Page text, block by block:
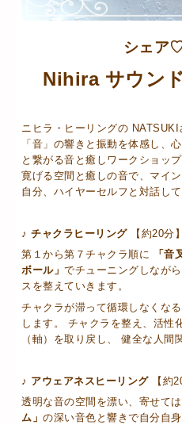
シェア
Nihira サウン
ニヒラ・ヒーリングの
「音」の響きと振動を体感し、
と繋がる音と癒しワークショッ
寛げる空間と癒しの音で、マイ
自分、ハイヤーセルフと対話し
♪ チャクラヒーリング【約20分】
第１から第７チャクラ順に
「音
ボール」 でチューニングしなが
スを整えていきます。
チャクラが滞って循環しなくな
します。 チャクラを整え、活性
（軸）を取り戻し、 健全な人
♪ アウェアネスヒーリング
【約
透明な音の空間を漂い、寄せて
ム」 の深い音色と響きで自分自